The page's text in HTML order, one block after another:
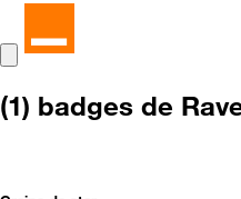
(1) badges de